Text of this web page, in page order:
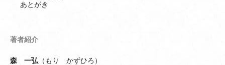
あとがき
著者紹介
森 一弘 （もり かずひろ）